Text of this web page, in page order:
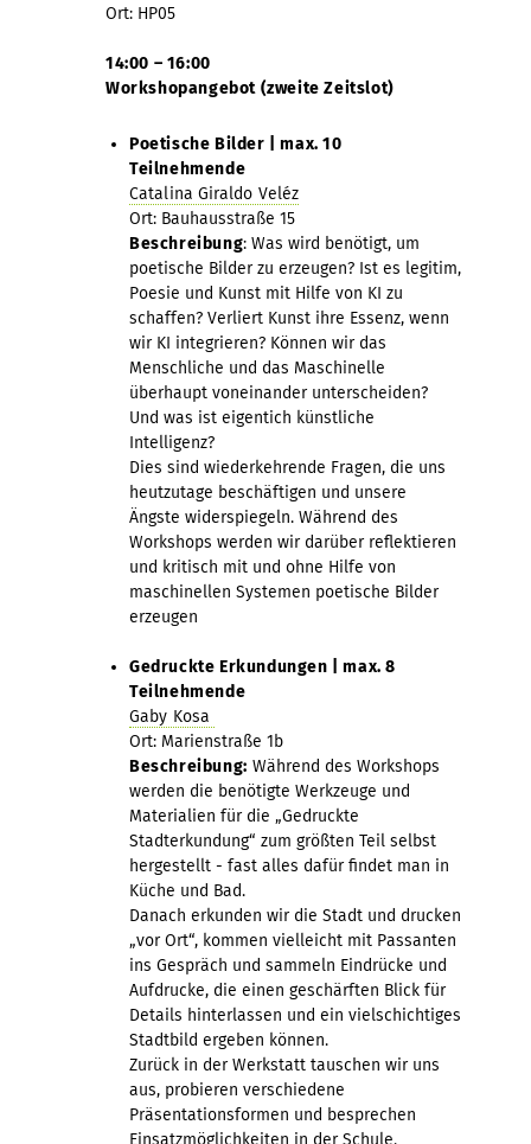
Ort: HP05
14:00 – 16:00
Workshopangebot (zweite Zeitslot)
Poetische Bilder | max. 10
Teilnehmende
Catalina Giraldo Veléz
Ort: Bauhausstraße 15
Beschreibung: Was wird benötigt, um
poetische Bilder zu erzeugen? Ist es legitim,
Poesie und Kunst mit Hilfe von KI zu
schaffen? Verliert Kunst ihre Essenz, wenn
wir KI integrieren? Können wir das
Menschliche und das Maschinelle
überhaupt voneinander unterscheiden?
Und was ist eigentich künstliche
Intelligenz?
Dies sind wiederkehrende Fragen, die uns
heutzutage beschäftigen und unsere
Ängste widerspiegeln. Während des
Workshops werden wir darüber reflektieren
und kritisch mit und ohne Hilfe von
maschinellen Systemen poetische Bilder
erzeugen
Gedruckte Erkundungen | max. 8
Teilnehmende
Gaby Kosa
Ort: Marienstraße 1b
Beschreibung: Während des Workshops
werden die benötigte Werkzeuge und
Materialien für die „Gedruckte
Stadterkundung“ zum größten Teil selbst
hergestellt - fast alles dafür findet man in
Küche und Bad.
Danach erkunden wir die Stadt und drucken
„vor Ort“, kommen vielleicht mit Passanten
ins Gespräch und sammeln Eindrücke und
Aufdrucke, die einen geschärften Blick für
Details hinterlassen und ein vielschichtiges
Stadtbild ergeben können.
Zurück in der Werkstatt tauschen wir uns
aus, probieren verschiedene
Präsentationsformen und besprechen
Einsatzmöglichkeiten in der Schule.